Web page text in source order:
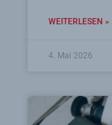
WEITERLESEN »
4. Mai 2026